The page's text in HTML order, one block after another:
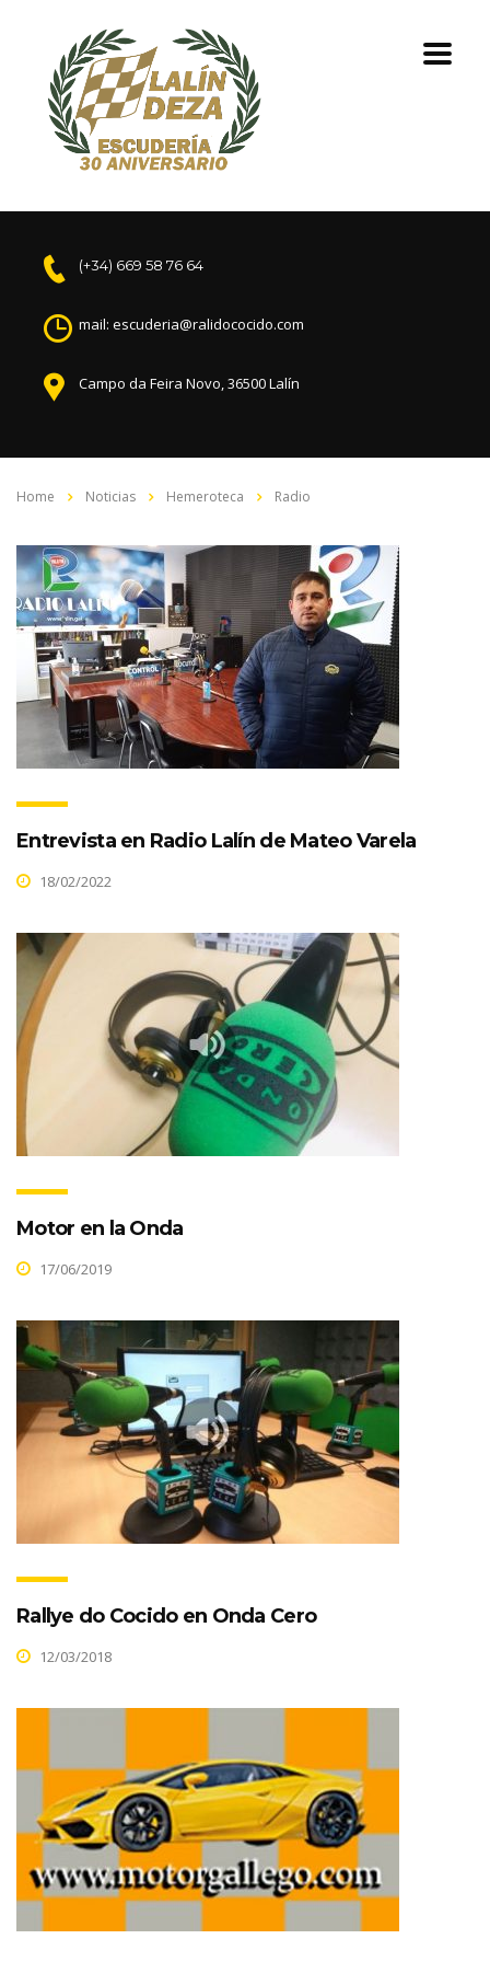
(+34) 669 58 76 64
mail: escuderia@ralidococido.com
Campo da Feira Novo, 36500 Lalín
Home Noticias Hemeroteca Radio
Entrevista en Radio Lalín de Mateo Varela
18/02/2022
Motor en la Onda
17/06/2019
Rallye do Cocido en Onda Cero
12/03/2018